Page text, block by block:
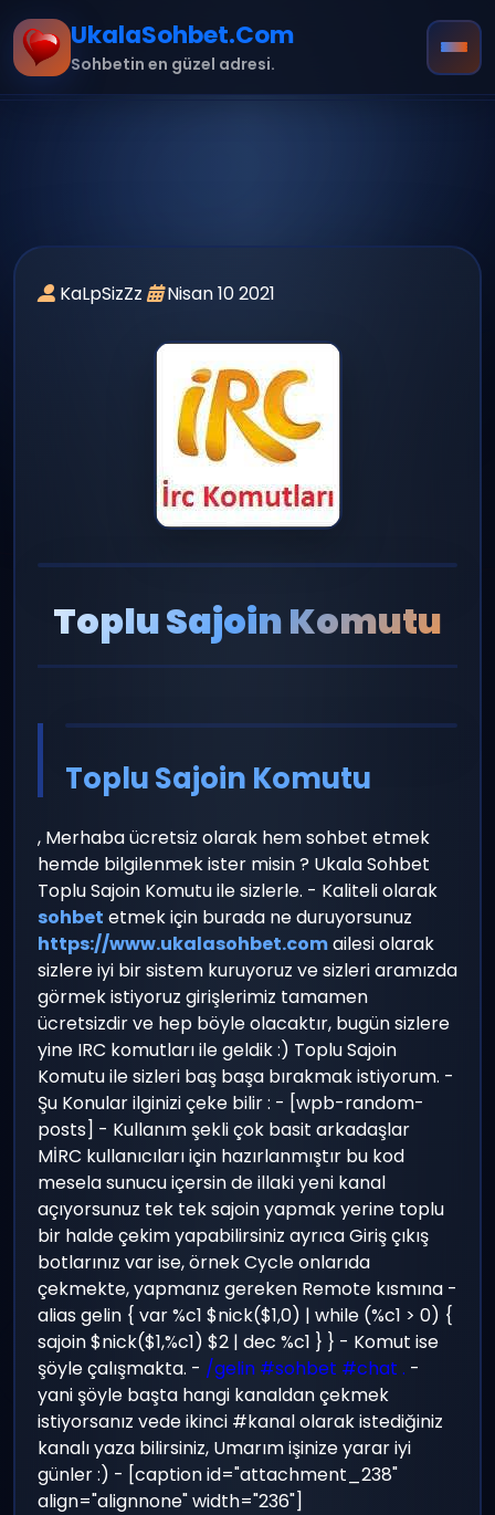
UkalaSohbet.Com
Sohbetin en güzel adresi.
İletişimKaLpSizZz Nisan 10 2021
Toplu Sajoin Komutu
Toplu Sajoin Komutu
, Merhaba ücretsiz olarak hem sohbet etmek
hemde bilgilenmek ister misin ? Ukala Sohbet
Toplu Sajoin Komutu ile sizlerle. - Kaliteli olarak
sohbet etmek için burada ne duruyorsunuz
https://www.ukalasohbet.comailesi olarak
sizlere iyi bir sistem kuruyoruz ve sizleri aramızda
görmek istiyoruz girişlerimiz tamamen
ücretsizdir ve hep böyle olacaktır, bugün sizlere
yine IRC komutları ile geldik :) Toplu Sajoin
Komutu ile sizleri baş başa bırakmak istiyorum. -
Şu Konular ilginizi çeke bilir : - [wpb-random-
posts] - Kullanım şekli çok basit arkadaşlar
MİRC kullanıcıları için hazırlanmıştır bu kod
mesela sunucu içersin de illaki yeni kanal
açıyorsunuz tek tek sajoin yapmak yerine toplu
bir halde çekim yapabilirsiniz ayrıca Giriş çıkış
botlarınız var ise, örnek Cycle onlarıda
çekmekte, yapmanız gereken Remote kısmına -
alias gelin { var %c1 $nick($1,0) | while (%c1 > 0) {
sajoin $nick($1,%c1) $2 | dec %c1 } } - Komut ise
şöyle çalışmakta. - /gelin #sohbet #chat . -
yani şöyle başta hangi kanaldan çekmek
istiyorsanız vede ikinci #kanal olarak istediğiniz
kanalı yaza bilirsiniz, Umarım işinize yarar iyi
günler :) - [caption id="attachment_238"
align="alignnone" width="236"]